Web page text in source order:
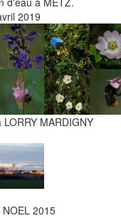
2019
MARDIGNY
2015